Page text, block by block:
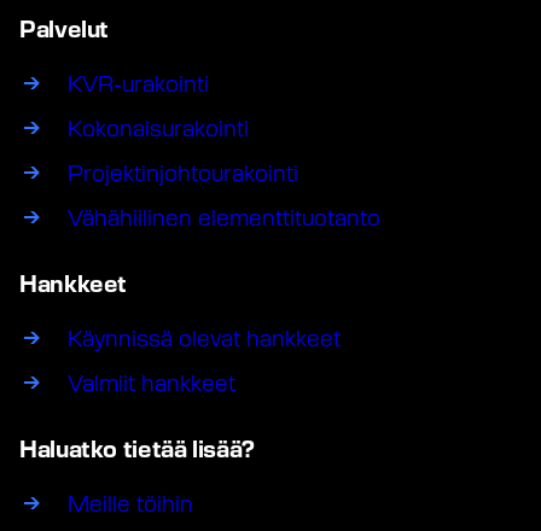
Palvelut
KVR-urakointi
Kokonaisurakointi
Projektinjohtourakointi
Vähähiilinen elementtituotanto
Hankkeet
Käynnissä olevat hankkeet
Valmiit hankkeet
Haluatko tietää lisää?
Meille töihin